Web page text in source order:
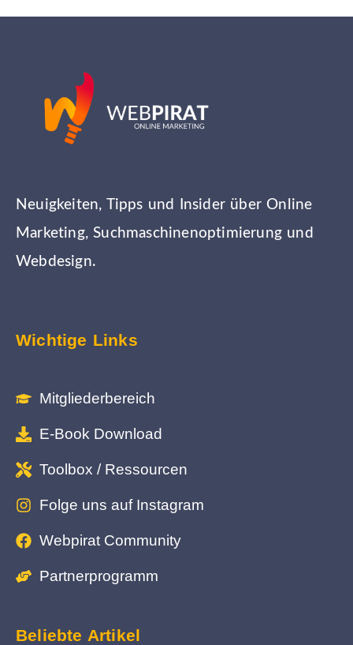
Neuigkeiten, Tipps und Insider über Online
Marketing, Suchmaschinenoptimierung und
Webdesign.
Wichtige Links
Mitgliederbereich
E-Book Download
Toolbox / Ressourcen
Folge uns auf Instagram
Webpirat Community
Partnerprogramm
Beliebte Artikel